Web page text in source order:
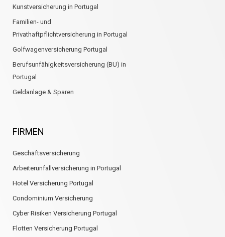
Kunstversicherung in Portugal
Familien- und
Privathaftpflichtversicherung in Portugal
Golfwagenversicherung Portugal
Berufsunfähigkeitsversicherung (BU) in
Portugal
Geldanlage & Sparen
FIRMEN
Geschäftsversicherung
Arbeiterunfallversicherung in Portugal
Hotel Versicherung Portugal
Condominium Versicherung
Cyber Risiken Versicherung Portugal
Flotten Versicherung Portugal